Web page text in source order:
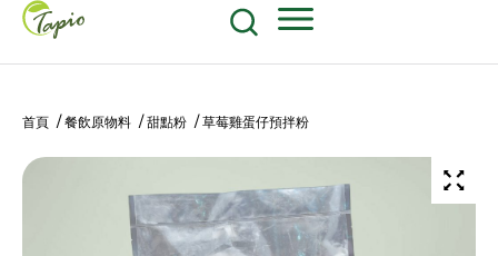
首頁 / 餐飲原物料 / 甜點粉 / 草莓雞蛋仔預拌粉